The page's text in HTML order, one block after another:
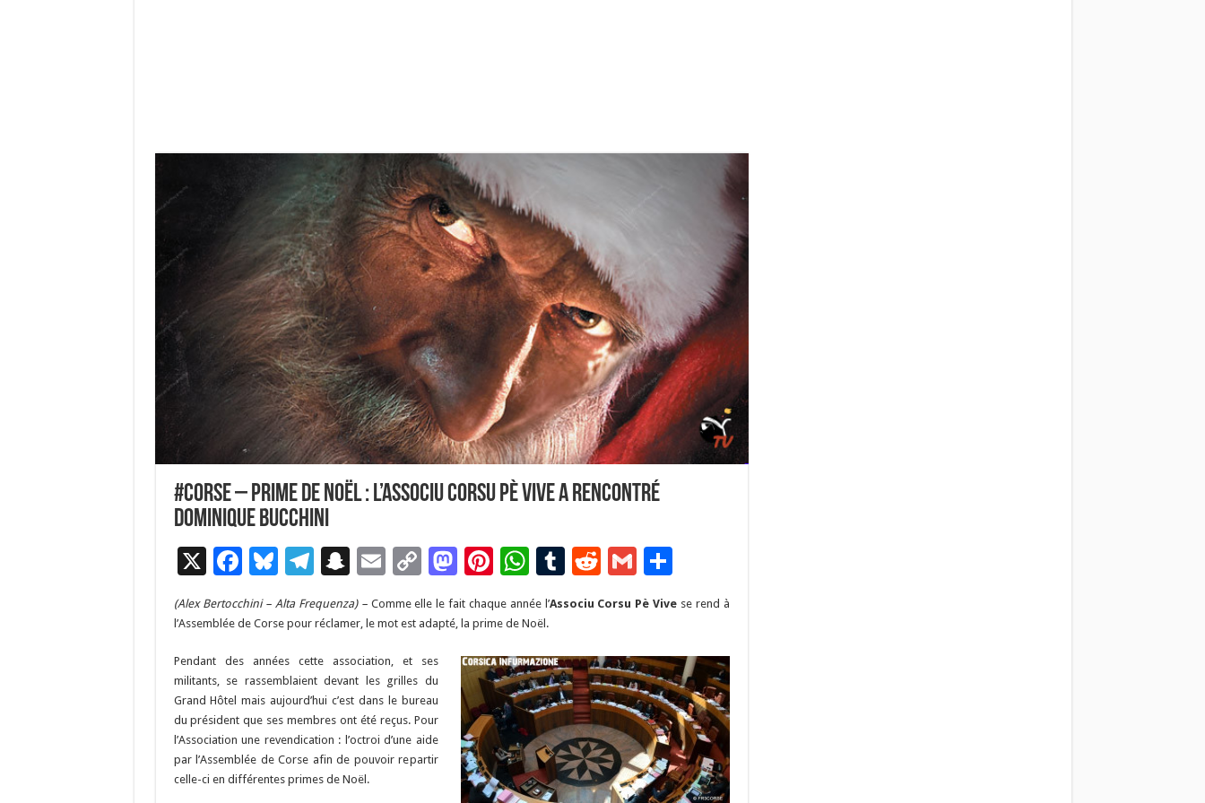
#corse – Prime de Noël : l’Associu Corsu Pè Vive a rencontré
Dominique Bucchini
X F
ac
e
o
o
k
Bl
u
es
T
e
a
m
S
n
a
p
c
h
at
E
ai
C
o
p
Li
n
k
M
as
to
d
o
n
Pi
er
es
t
W
h
at
sA
p
p
T
m
bl
r
R
d
di
t
G
m
ai
l
P
ta
g
er
(Alex Bertocchini – Alta Frequenza) – Comme elle le fait chaque année l’Associu Corsu Pè Vive se rend à
l’Assemblée de Corse pour réclamer, le mot est adapté, la prime de Noël.
Pendant des années cette association, et ses
militants, se rassemblaient devant les grilles du
Grand Hôtel mais aujourd’hui c’est dans le bureau
du président que ses membres ont été reçus. Pour
l’Association une revendication : l’octroi d’une aide
par l’Assemblée de Corse afin de pouvoir repartir
celle-ci en différentes primes de Noël.